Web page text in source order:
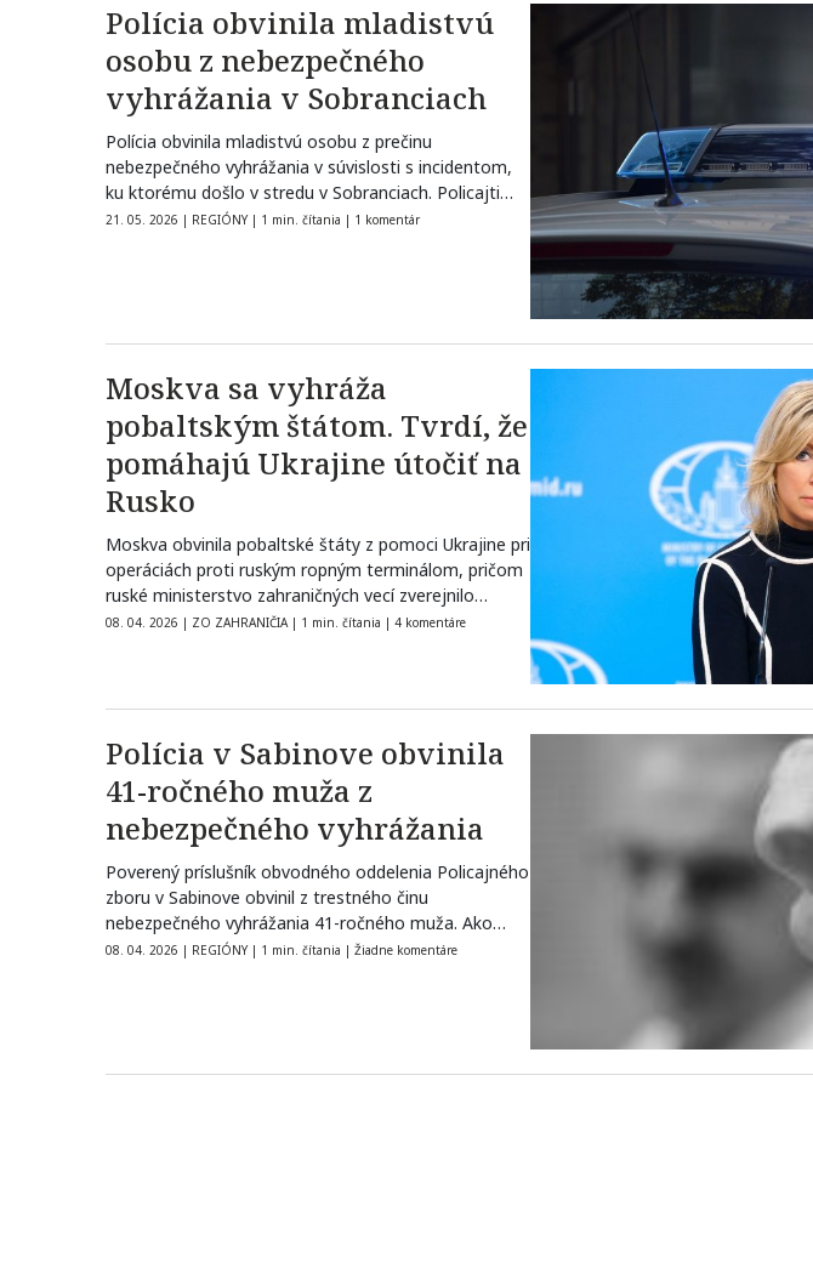
Polícia obvinila mladistvú
osobu z nebezpečného
vyhrážania v Sobranciach
Polícia obvinila mladistvú osobu z prečinu
nebezpečného vyhrážania v súvislosti s incidentom,
ku ktorému došlo v stredu v Sobranciach. Policajti…
21. 05. 2026 | REGIÓNY | 1 min. čítania | 1 komentár
Moskva sa vyhráža
pobaltským štátom. Tvrdí, že
pomáhajú Ukrajine útočiť na
Rusko
Moskva obvinila pobaltské štáty z pomoci Ukrajine pri
operáciách proti ruským ropným terminálom, pričom
ruské ministerstvo zahraničných vecí zverejnilo
hrozby…
08. 04. 2026 | ZO ZAHRANIČIA | 1 min. čítania | 4 komentáre
Polícia v Sabinove obvinila
41-ročného muža z
nebezpečného vyhrážania
Poverený príslušník obvodného oddelenia Policajného
zboru v Sabinove obvinil z trestného činu
nebezpečného vyhrážania 41-ročného muža. Ako
TASR informovala hovorkyňa…
08. 04. 2026 | REGIÓNY | 1 min. čítania | Žiadne komentáre